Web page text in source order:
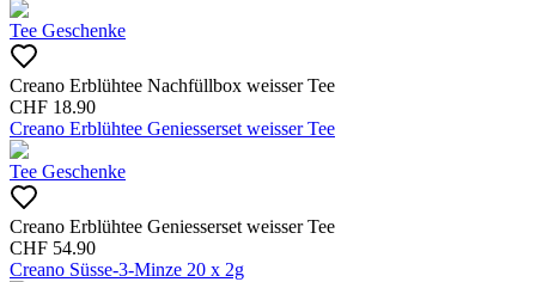
Tee Geschenke
Creano Erblühtee Nachfüllbox weisser Tee
CHF 18.90
Creano Erblühtee Geniesserset weisser Tee
Tee Geschenke
Creano Erblühtee Geniesserset weisser Tee
CHF 54.90
Creano Süsse-3-Minze 20 x 2g